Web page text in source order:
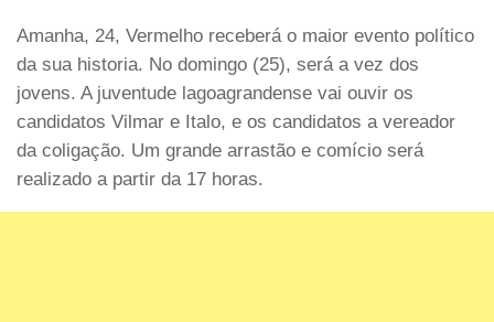
Amanha, 24, Vermelho receberá o maior evento político
da sua historia. No domingo (25), será a vez dos
jovens. A juventude lagoagrandense vai ouvir os
candidatos Vilmar e Italo, e os candidatos a vereador
da coligação. Um grande arrastão e comício será
realizado a partir da 17 horas.